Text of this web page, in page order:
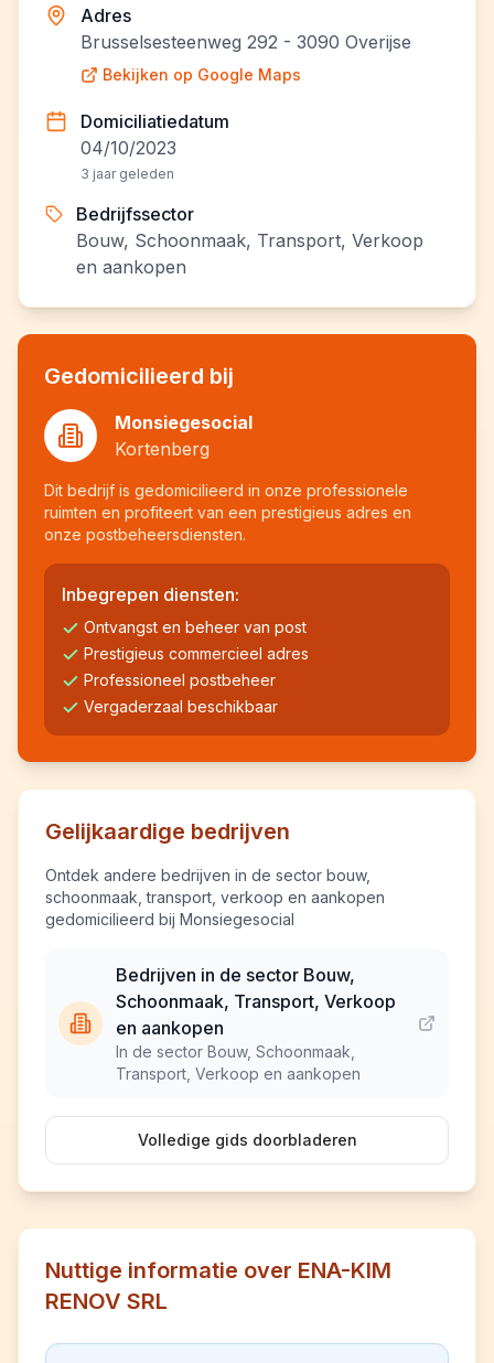
Adres
Brusselsesteenweg 292 - 3090 Overijse
Bekijken op Google Maps
Domiciliatiedatum
04/10/2023
3 jaar geleden
Bedrijfssector
Bouw, Schoonmaak, Transport, Verkoop
en aankopen
Gedomicilieerd bij
Monsiegesocial
Kortenberg
Dit bedrijf is gedomicilieerd in onze professionele
ruimten en profiteert van een prestigieus adres en
onze postbeheersdiensten.
Inbegrepen diensten:
Ontvangst en beheer van post
Prestigieus commercieel adres
Professioneel postbeheer
Vergaderzaal beschikbaar
Gelijkaardige bedrijven
Ontdek andere bedrijven in de sector bouw,
schoonmaak, transport, verkoop en aankopen
gedomicilieerd bij Monsiegesocial
Bedrijven in de sector Bouw,
Schoonmaak, Transport, Verkoop
en aankopen
In de sector Bouw, Schoonmaak,
Transport, Verkoop en aankopen
Volledige gids doorbladeren
Nuttige informatie over ENA-KIM
RENOV SRL